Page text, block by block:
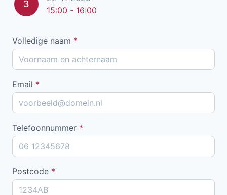
3
15:00 - 16:00
Volledige naam *
Email *
Telefoonnummer *
Postcode *